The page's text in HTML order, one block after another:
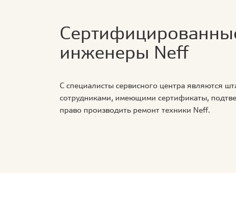
инженеры Neff
С специалисты сервисного центра являются
сотрудниками, имеющими сертификаты,
право производить ремонт техники Neff.